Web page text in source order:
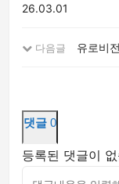
26.03.01
다음글 유로비
댓글 0
등록된 댓글이